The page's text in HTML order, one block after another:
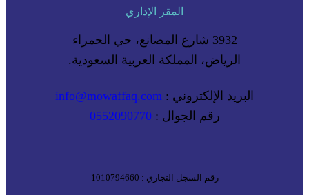
المقر الإداري
3932 شارع المصانع، حي الحمراء
الرياض، المملكة العربية السعودية.
البريد الإلكتروني : info@mowaffaq.com
رقم الجوال :0552090770
رقم السجل التجاري : 1010794660